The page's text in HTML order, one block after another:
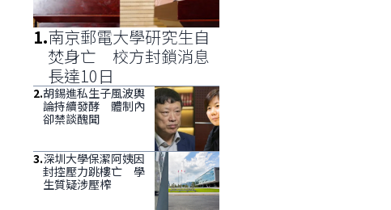
1.南京郵電大學研究生自
焚身亡 校方封鎖消息
長達10日
2.胡錫進私生子風波輿
論持續發酵 體制內
卻禁談醜聞
3.深圳大學保潔阿姨因
封控壓力跳樓亡 學
生質疑涉壓榨